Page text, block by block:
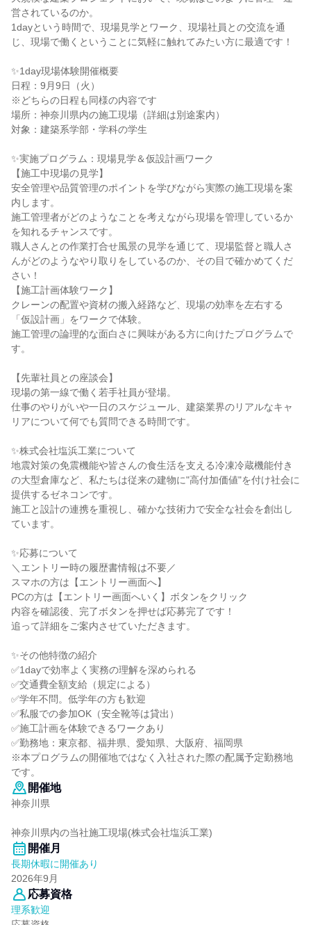
営されているのか。
1dayという時間で、現場見学とワーク、現場社員との交流を通
じ、現場で働くということに気軽に触れてみたい方に最適です！
✨1day現場体験開催概要
日程：9月9日（火）
※どちらの日程も同様の内容です
場所：神奈川県内の施工現場（詳細は別途案内）
対象：建築系学部・学科の学生
✨実施プログラム：現場見学＆仮設計画ワーク
【施工中現場の見学】
安全管理や品質管理のポイントを学びながら実際の施工現場を案
内します。
施工管理者がどのようなことを考えながら現場を管理しているか
を知れるチャンスです。
職人さんとの作業打合せ風景の見学を通じて、現場監督と職人さ
んがどのようなやり取りをしているのか、その目で確かめてくだ
さい！
【施工計画体験ワーク】
クレーンの配置や資材の搬入経路など、現場の効率を左右する
「仮設計画」をワークで体験。
施工管理の論理的な面白さに興味がある方に向けたプログラムで
す。
【先輩社員との座談会】
現場の第一線で働く若手社員が登場。
仕事のやりがいや一日のスケジュール、建築業界のリアルなキャ
リアについて何でも質問できる時間です。
✨株式会社塩浜工業について
地震対策の免震機能や皆さんの食生活を支える冷凍冷蔵機能付き
の大型倉庫など、私たちは従来の建物に"高付加価値"を付け社会に
提供するゼネコンです。
施工と設計の連携を重視し、確かな技術力で安全な社会を創出し
ています。
✨応募について
＼エントリー時の履歴書情報は不要／
スマホの方は【エントリー画面へ】
PCの方は【エントリー画面へいく】ボタンをクリック
内容を確認後、完了ボタンを押せば応募完了です！
追って詳細をご案内させていただきます。
✨その他特徴の紹介
✅1dayで効率よく実務の理解を深められる
✅交通費全額支給（規定による）
✅学年不問。低学年の方も歓迎
✅私服での参加OK（安全靴等は貸出）
✅施工計画を体験できるワークあり
✅勤務地：東京都、福井県、愛知県、大阪府、福岡県
※本プログラムの開催地ではなく入社された際の配属予定勤務地
です。
開催地
神奈川県
神奈川県内の当社施工現場(株式会社塩浜工業)
開催月
長期休暇に開催あり
2026年9月
応募資格
理系歓迎